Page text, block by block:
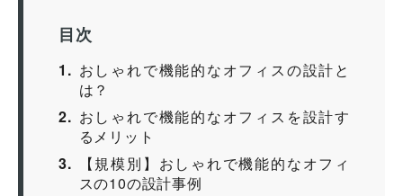
目次
1
おしゃれで機能的なオフィスの設計と
は？
2
おしゃれで機能的なオフィスを設計す
るメリット
3
【規模別】おしゃれで機能的なオフィ
スの10の設計事例